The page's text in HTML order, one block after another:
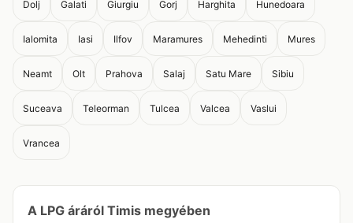
Dolj Galati Giurgiu Gorj Harghita Hunedoara
Ialomita Iasi Ilfov Maramures Mehedinti Mures
Neamt Olt Prahova Salaj Satu Mare Sibiu
Suceava Teleorman Tulcea Valcea Vaslui
Vrancea
A LPG áráról Timis megyében